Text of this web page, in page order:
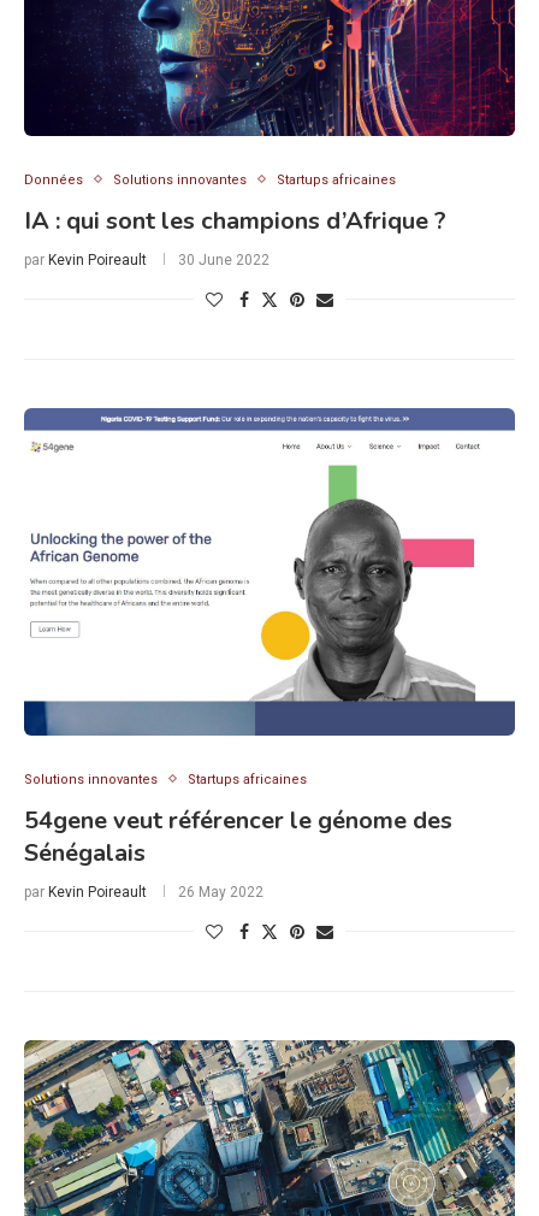
Données Solutions innovantes Startups africaines
IA : qui sont les champions d’Afrique ?
par Kevin Poireault 30 June 2022
Solutions innovantes Startups africaines
54gene veut référencer le génome des
Sénégalais
par Kevin Poireault 26 May 2022